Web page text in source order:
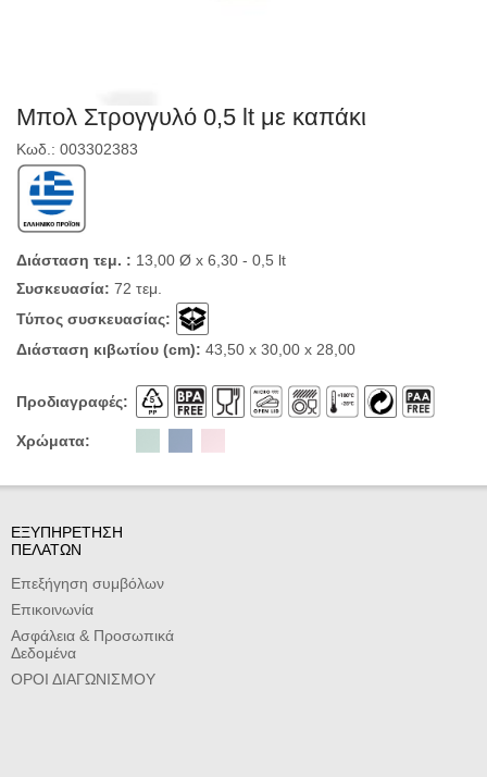
Μπολ Στρογγυλό 0,5 lt με καπάκι
Κωδ.: 003302383
Διάσταση τεμ. : 13,00 Ø x 6,30 - 0,5 lt
Συσκευασία: 72 τεμ.
Τύπος συσκευασίας:
Διάσταση κιβωτίου (cm): 43,50 x 30,00 x 28,00
Προδιαγραφές:
Χρώματα:
ΕΞΥΠΗΡΕΤΗΣΗ
ΠΕΛΑΤΩΝ
Επεξήγηση συμβόλων
Επικοινωνία
Ασφάλεια & Προσωπικά
Δεδομένα
ΟΡΟΙ ΔΙΑΓΩΝΙΣΜΟΥ